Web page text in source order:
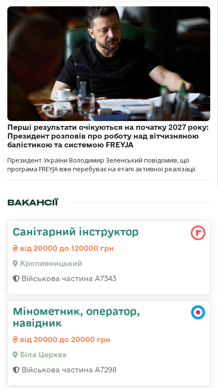
Перші результати очікуються на початку 2027 року:
Президент розповів про роботу над вітчизняною
балістикою та системою FREYJA
Президент України Володимир Зеленський повідомив, що
програма FREYJA вже перебуває на етапі активної реалізації.
ВАКАНСІЇ
Санітарний інструктор
від 20000 до 120000 грн
Кропивницький
Військова частина А7343
Мінометник, оператор,
навідник
від 20000 до 20000 грн
Біла Церква
Військова частина А7298